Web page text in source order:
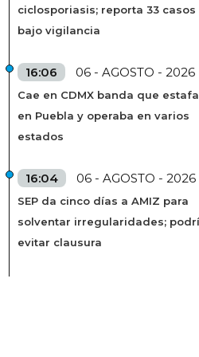
ciclosporiasis; reporta 33 casos
bajo vigilancia
16:06 06 - AGOSTO - 2026
Cae en CDMX banda que
en Puebla y operaba en varios
estados
16:04 06 - AGOSTO - 2026
SEP da cinco días a AMIZ para
solventar irregularidades;
evitar clausura